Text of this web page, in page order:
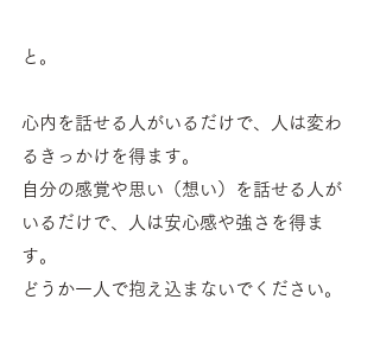
と。
心内を話せる人がいるだけで、人は変わ
るきっかけを得ます。
自分の感覚や思い（想い）を話せる人が
いるだけで、人は安心感や強さを得ま
す。
どうか一人で抱え込まないでください。